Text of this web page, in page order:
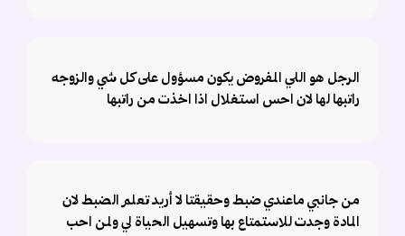
الرجل هو اللي المفروض يكون مسؤول على كل شي والزوجه
راتبها لها لان احس استغلال اذا اخذت من راتبها
من جانبي ماعندي ضبط وحقيقتا لا أريد تعلم الضبط لان
المادة وجدت للاستمتاع بها وتسهيل الحياة لي ولمن احب